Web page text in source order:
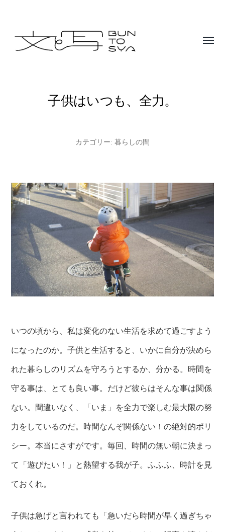
Toggle
子供はいつも、全力。
カテゴリー: 暮らしの間
いつの頃から、私は変化のない生活を求めて過ごすよう
になったのか。子供と生活すると、いかに自分が決めら
れた暮らしのリズムを守ろうとするか、分かる。時間を
守る事は、とても良い事。だけど彼らはそんな事は関係
ない。間違いなく、「いま」を全力で楽しむ最大限の努
力をしているのだ。時間なんぞ関係ない！の絶対的ポリ
シー。本当にさすがです。毎回、時間の無い朝に決まっ
て「遊びたい！」と熱望する我が子。ふふふ、時計を見
ておくれ。
子供は急げと言われても「急いだら時間が早く過ぎちゃ